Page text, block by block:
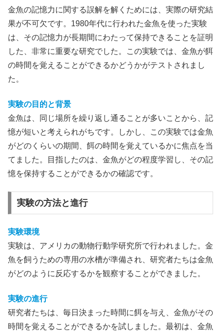
金魚の記憶力に関する誤解を解くためには、実際の研究結
果が不可欠です。1980年代に行われた金魚を使った実験
は、その記憶力が長期間にわたって保持できることを証明
した、非常に重要な研究でした。この実験では、金魚が餌
の時間を覚えることができるかどうかがテストされまし
た。
実験の目的と背景
金魚は、同じ場所を繰り返し通ることが多いことから、記
憶が短いと考えられがちです。しかし、この実験では金魚
がどのくらいの期間、餌の時間を覚えているかに焦点を当
てました。目指したのは、金魚がどの程度学習し、その記
憶を保持することができるかの確認です。
実験の方法と進行
実験環境
実験は、アメリカの動物行動学研究所で行われました。金
魚を飼うための専用の水槽が準備され、研究者たちは金魚
がどのように反応するかを観察することができました。
実験の進行
研究者たちは、毎日決まった時間に餌を与え、金魚がその
時間を覚えることができるかを試しました。最初は、金魚